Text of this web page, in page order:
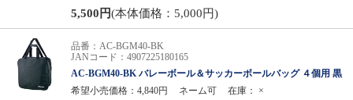
5,500円(本体価格：5,000円)
品番：AC-BGM40-BK
JANコード：4907225180165
AC-BGM40-BK バレーボール＆サッカーボールバッグ ４個用 黒
希望小売価格：4,840円
ネーム可 在庫： ×